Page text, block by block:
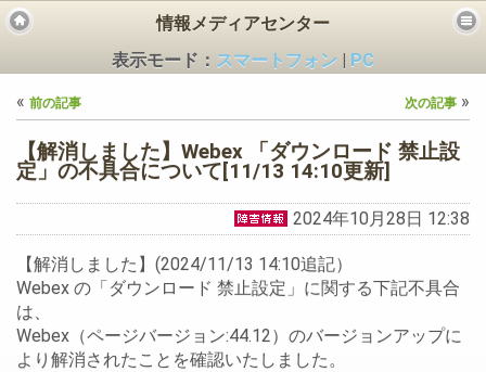
情報メディアセンター
表示モード： スマートフォン
PC
« 前の記事 次の記事 »
【解消しました】Webex 「ダウンロード 禁止設
定」の不具合について[11/13 14:10更新]
2024年10月28日 12:38
【解消しました】(2024/11/13 14:10追記）
Webex の「ダウンロード 禁止設定」に関する下記不具合
は、
Webex（ページバージョン:44.12）のバージョンアップに
より解消されたことを確認いたしました。